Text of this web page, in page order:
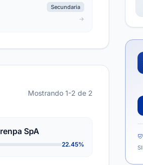
Secundaria
Mostrando 1-2 de 2
SpA
22.45%